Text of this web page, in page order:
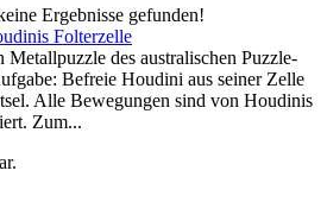
Ergebnisse gefunden!
Folterzelle
des australischen Puzzle-
Befreie Houdini aus seiner Zelle
Alle Bewegungen sind von Houdinis
Zum...